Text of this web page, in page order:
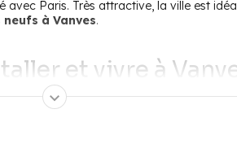
Paris. Très attractive, la ville est
à Vanves.
et vivre à
sans renoncer aux avantages